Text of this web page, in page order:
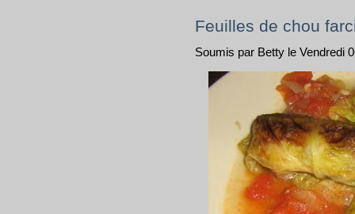
Feuilles de chou
Soumis par Betty le Vendredi